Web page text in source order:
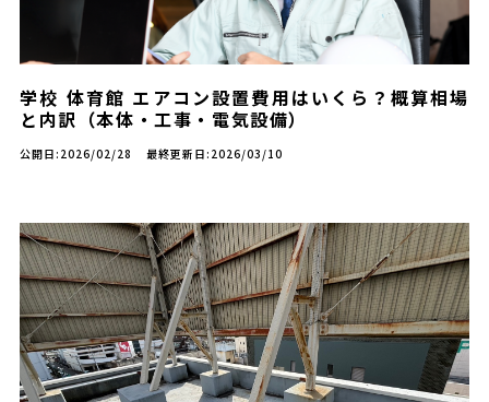
学校 体育館 エアコン設置費用はいくら？概算相場
と内訳（本体・工事・電気設備）
公開日:2026/02/28 最終更新日:2026/03/10